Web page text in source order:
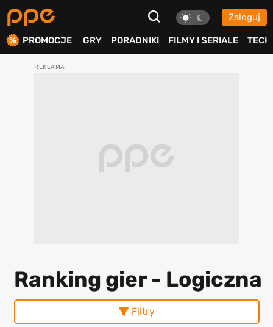
Zaloguj
PROMOCJE GRY PORADNIKI FILMY I SERIALE TECH
Ranking gier - Logiczna
Filtry